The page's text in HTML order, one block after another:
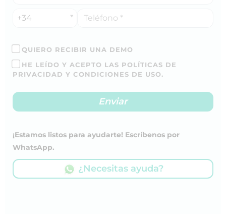
+34
QUIERO RECIBIR UNA DEMO
HE LEÍDO Y ACEPTO LAS POLÍTICAS DE
PRIVACIDAD Y CONDICIONES DE USO.
¡Estamos listos para ayudarte! Escríbenos por
WhatsApp.
¿Necesitas ayuda?